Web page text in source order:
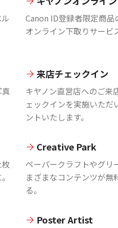
Canon ID登録者限定商品
オンライン下取りサービ
来店チェックイン
キヤノン直営店へのご来
ェックインを実施いただ
ントいたします。
Creative Park
ペーパークラフトやグリ
まざまなコンテンツが無
る。
Poster Artist